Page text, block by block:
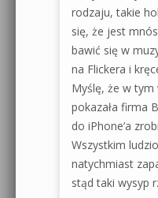
rodzaju, takie
się, że jest
bawić się w
na Flickera i
Myślę, że w
pokazała firma
do iPhone’a
Wszystkim
natychmiast
stąd taki wysyp